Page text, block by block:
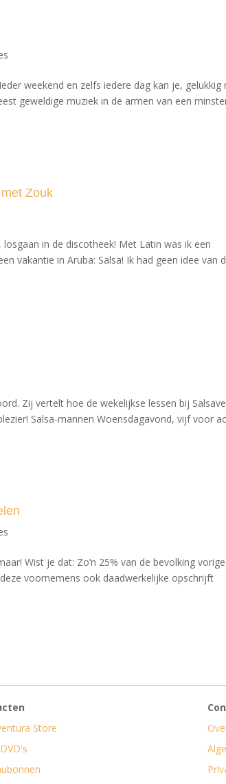
weekend en zelfs iedere dag kan je, gelukkig
geweldige muziek in de armen van een
Zouk
in de discotheek! Met Latin was ik een
vakantie in Aruba: Salsa! Ik had geen idee van
Zij vertelt hoe de wekelijkse lessen bij
Salsa-mannen Woensdagavond, vijf voor
Wist je dat: Zo’n 25% van de bevolking
voornemens ook daadwerkelijke opschrijft
Store